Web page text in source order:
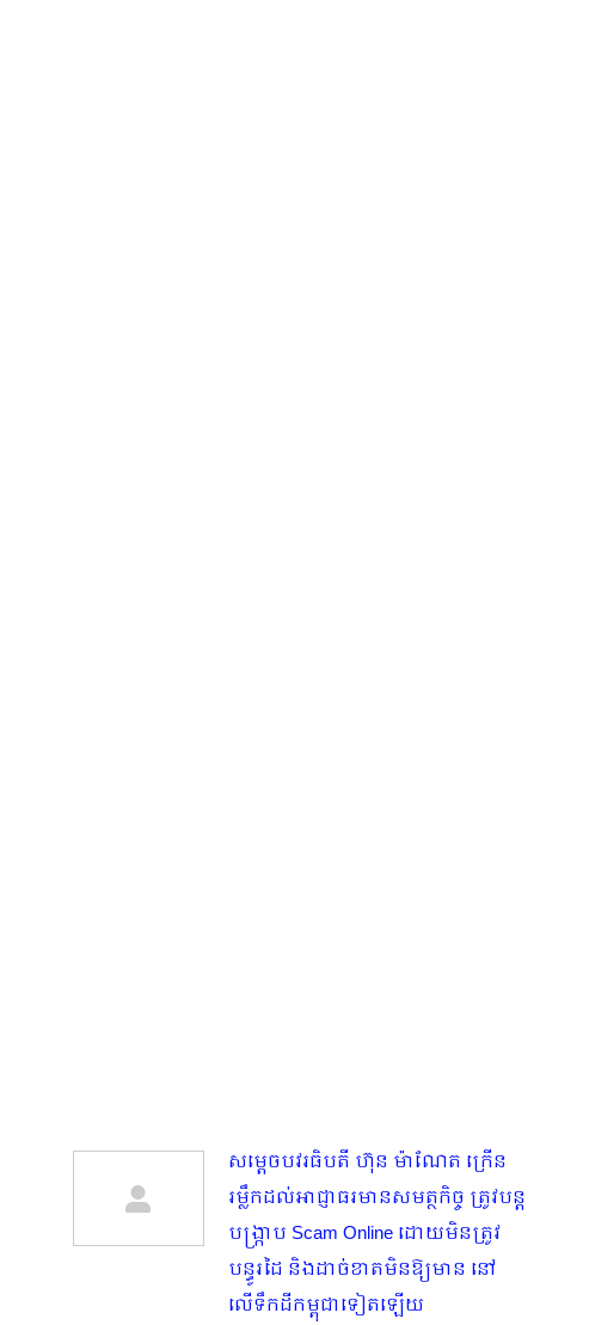
សម្តេចបវរធិបតី ហ៊ុន ម៉ាណែត ក្រើន
រម្លឹកដល់អាជ្ញាធរមានសមត្ថកិច្ច ត្រូវបន្ត
បង្ក្រាប Scam Online ដោយមិនត្រូវ
បន្ធូរដៃ និងដាច់ខាតមិនឱ្យមាន​ នៅ
លើទឹកដីកម្ពុជាទៀតឡើយ